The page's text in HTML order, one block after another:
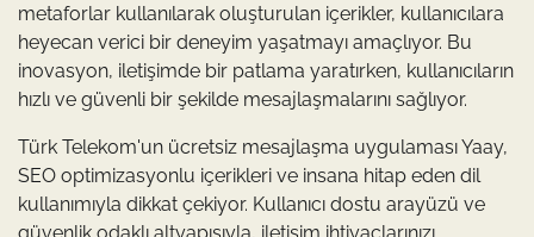
metaforlar kullanılarak oluşturulan içerikler, kullanıcılara
heyecan verici bir deneyim yaşatmayı amaçlıyor. Bu
inovasyon, iletişimde bir patlama yaratırken, kullanıcıların
hızlı ve güvenli bir şekilde mesajlaşmalarını sağlıyor.
Türk Telekom'un ücretsiz mesajlaşma uygulaması Yaay,
SEO optimizasyonlu içerikleri ve insana hitap eden dil
kullanımıyla dikkat çekiyor. Kullanıcı dostu arayüzü ve